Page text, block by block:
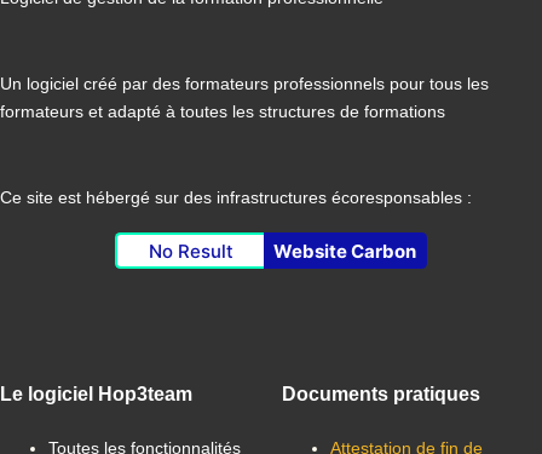
Un logiciel créé par des formateurs professionnels pour tous les
formateurs et adapté à toutes les structures de formations
Ce site est hébergé sur des infrastructures écoresponsables :
No Result Website Carbon
Le logiciel Hop3team
Toutes les fonctionnalités
Documents pratiques
Attestation de fin de